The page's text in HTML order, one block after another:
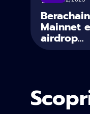
Mainnet
airdrop...